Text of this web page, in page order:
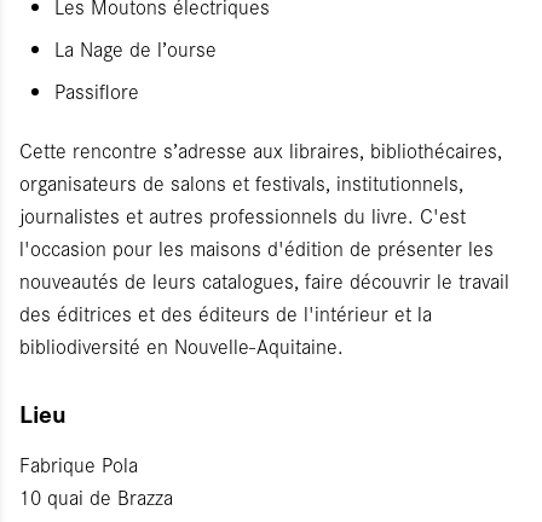
Les Moutons électriques
La Nage de l’ourse
Passiflore
Cette rencontre s’adresse aux libraires, bibliothécaires,
organisateurs de salons et festivals, institutionnels,
journalistes et autres professionnels du livre. C'est
l'occasion pour les maisons d'édition de présenter les
nouveautés de leurs catalogues, faire découvrir le travail
des éditrices et des éditeurs de l'intérieur et la
bibliodiversité en Nouvelle-Aquitaine.
Lieu
Fabrique Pola
10 quai de Brazza